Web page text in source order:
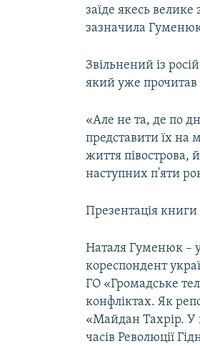
заїде якесь велике
зазначила
Звільнений із
який уже прочитав
«Але не та, де по
представити їх на
життя півострова,
наступних п'яти
Презентація
Наталя Гуменюк –
кореспондент
ГО «Громадське
конфліктах. Як
«Майдан Тахрір. У
часів Революції